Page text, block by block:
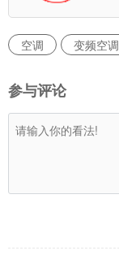
空调 变频空调
参与评论